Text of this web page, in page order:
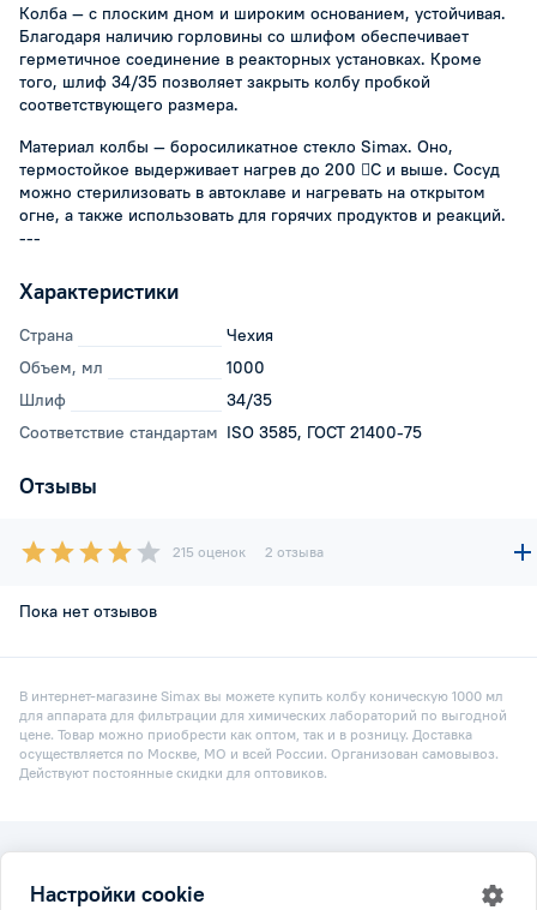
Колба — с плоским дном и широким основанием, устойчивая.
Благодаря наличию горловины со шлифом обеспечивает
герметичное соединение в реакторных установках. Кроме
того, шлиф 34/35 позволяет закрыть колбу пробкой
соответствующего размера.
Материал колбы — боросиликатное стекло Simax. Оно,
термостойкое выдерживает нагрев до 200 С и выше. Сосуд
можно стерилизовать в автоклаве и нагревать на открытом
огне, а также использовать для горячих продуктов и реакций.
---
Характеристики
Страна
Чехия
Объем, мл
1000
Шлиф
34/35
Соответствие стандартам ISO 3585, ГОСТ 21400-75
Отзывы
215 оценок 2 отзыва
Пока нет отзывов
В интернет-магазине Simax вы можете купить колбу коническую 1000 мл
для аппарата для фильтрации для химических лабораторий по выгодной
цене. Товар можно приобрести как оптом, так и в розницу. Доставка
осуществляется по Москве, МО и всей России. Организован самовывоз.
Действуют постоянные скидки для оптовиков.
Все права защищены.
Настройки cookie